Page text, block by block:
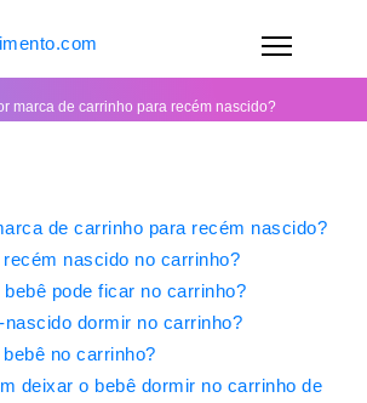
marca de carrinho para recém nascido?
de carrinho para recém nascido?
nascido no carrinho?
pode ficar no carrinho?
dormir no carrinho?
no carrinho?
deixar o bebê dormir no carrinho de